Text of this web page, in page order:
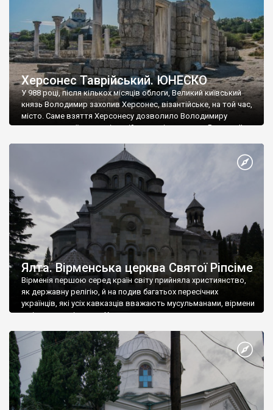
Херсонес Таврійський. ЮНЕСКО
У 988 році, після кількох місяців облоги, Великий київський
князь Володимир захопив Херсонес, візантійське, на той час,
місто. Саме взяття Херсонесу дозволило Володимиру
диктувати свої умови візантійському імператору Василю ІІ, та
Херсонесі Володимир-язичник, став Василем-християнином.
А потім було Хрещення Русі. На честь Херсонесу Таврійського
Ялта. Вірменська церква Святої Ріпсіме
Вірменія першою серед країн світу прийняла християнство,
як державну релігію, й на подив багатьох пересічних
українців, які усіх кавказців вважають мусульманами, вірмени
є відданими вірянами Христа